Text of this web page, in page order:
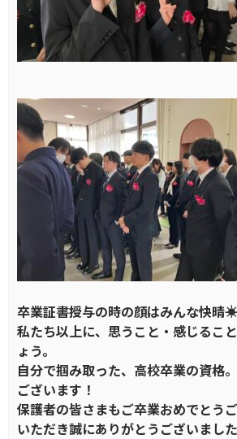
卒業証書授与の時の顔はみんな快晴☀
私たち以上に、思うこと・感じるこ
ょう。
自分で掴み取った、高校卒業の資格
ございます！
保護者の皆さまもご卒業おめでとう
いただき誠にありがとうございました